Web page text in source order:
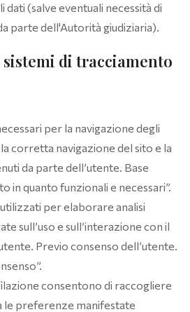
dati (salve eventuali necessità di
parte dell'Autorità giudiziaria).
sistemi di tracciamento
per la navigazione degli
corretta navigazione del sito e la
da parte dell’utente. Base
in quanto funzionali e necessari”.
per elaborare analisi
sull’uso e sull’interazione con il
Previo consenso dell’utente.
consentono di raccogliere
le preferenze manifestate